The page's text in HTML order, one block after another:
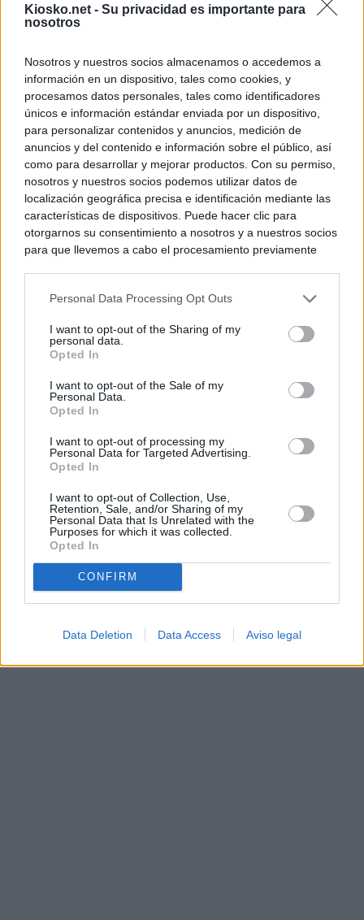
Kiosko.net - Su privacidad es importante para
nosotros
Nosotros y nuestros socios almacenamos o accedemos a
información en un dispositivo, tales como cookies, y
procesamos datos personales, tales como identificadores
únicos e información estándar enviada por un dispositivo,
para personalizar contenidos y anuncios, medición de
anuncios y del contenido e información sobre el público, así
como para desarrollar y mejorar productos. Con su permiso,
nosotros y nuestros socios podemos utilizar datos de
localización geográfica precisa e identificación mediante las
características de dispositivos. Puede hacer clic para
otorgarnos su consentimiento a nosotros y a nuestros socios
para que llevemos a cabo el procesamiento previamente
negar su consentimiento. Tenga en cuenta que algún
de su consentimiento, pero usted tiene el derecho de
rechazar tal procesamiento. Sus preferencias se aplicarán
cualquier momento entrando de nuevo en este sitio web o
visitando nuestra política de privacidad.
Personal Data Processing Opt Outs
I want to opt-out of the Sharing of my
personal data.
Opted In
I want to opt-out of the Sale of my
Personal Data.
Opted In
I want to opt-out of processing my
Personal Data for Targeted Advertising.
Opted In
I want to opt-out of Collection, Use,
Retention, Sale, and/or Sharing of my
Personal Data that Is Unrelated with the
Purposes for which it was collected.
Opted In
CONFIRM
Data Deletion Data Access Aviso legal